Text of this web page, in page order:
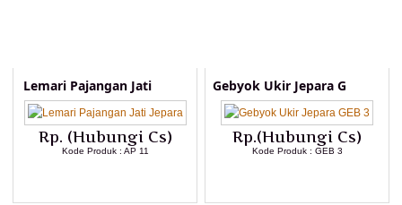
Lemari Pajangan Jati
Rp. (Hubungi Cs)
Kode Produk : AP 11
Gebyok Ukir Jepara G
Rp.(Hubungi Cs)
Kode Produk : GEB 3